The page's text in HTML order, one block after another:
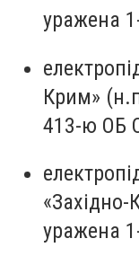
уражена
Крим»
413-ю ОБ
уражена